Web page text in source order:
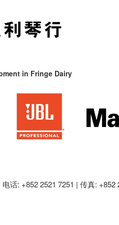
in Fringe Dairy
电话: +852 2521 7251 | 传真: +852